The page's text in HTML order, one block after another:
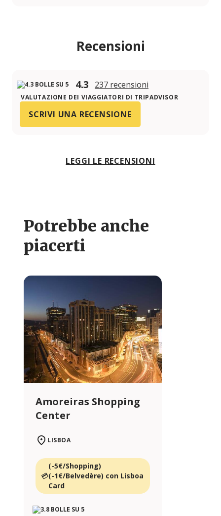
Recensioni
4.3 237 recensioni
VALUTAZIONE DEI VIAGGIATORI DI TRIPADVISOR
SCRIVI UNA RECENSIONE
LEGGI LE RECENSIONI
Potrebbe anche
piacerti
Amoreiras Shopping
Center
LISBOA
(-5€/Shopping)
(-1€/Belvedère) con Lisboa
Card